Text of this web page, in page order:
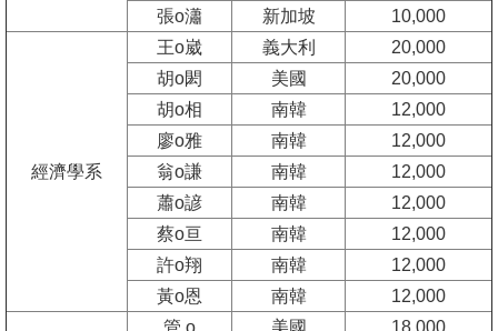
張o瀟
新加坡 10,000
經濟學系
王o崴 義大利
20,000
胡o閎
美國
20,000
胡o相
南韓
12,000
廖o雅
南韓
12,000
翁o謙
南韓
12,000
蕭o諺
南韓
12,000
蔡o亘
南韓
12,000
許o翔
南韓
12,000
黃o恩
南韓 12,000
管 o 美國
18,000